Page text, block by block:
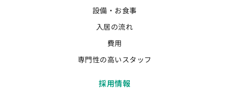
設備・お食事
入居の流れ
費用
専門性の高いスタッフ
採用情報